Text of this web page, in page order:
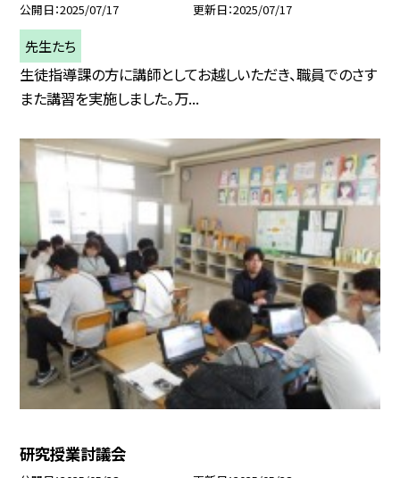
公開日 2025/07/17 更新日 2025/07/17
先生たち
生徒指導課の方に講師としてお越しいただき、職員でのさす
また講習を実施しました。万...
研究授業討議会